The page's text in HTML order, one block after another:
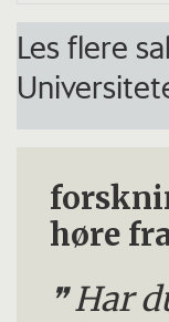
Les flere
høre
Har